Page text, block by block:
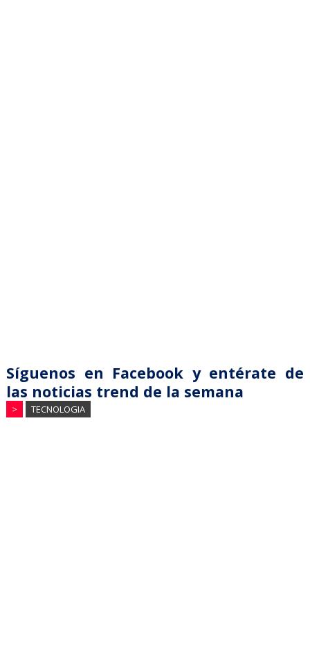
Síguenos en Facebook y entérate de
las noticias trend de la semana
> TECNOLOGIA